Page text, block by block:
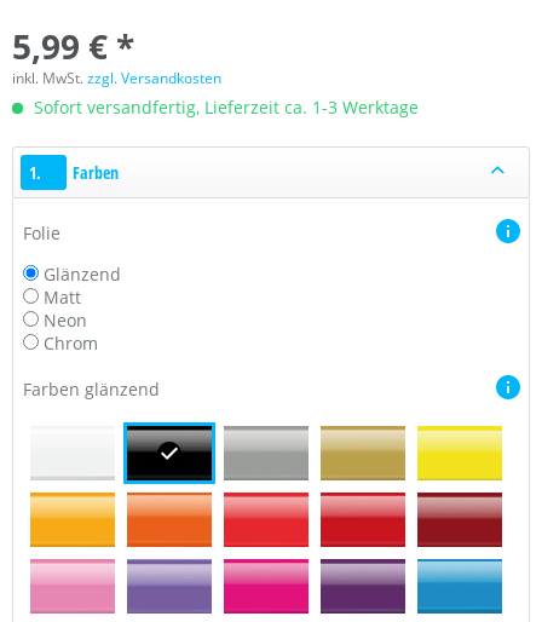
5,99 € *
inkl. MwSt.zzgl. Versandkosten
Sofort versandfertig, Lieferzeit ca. 1-3 Werktage
1. Farben
Folie
Glänzend
Matt
Neon
Chrom
Farben glänzend